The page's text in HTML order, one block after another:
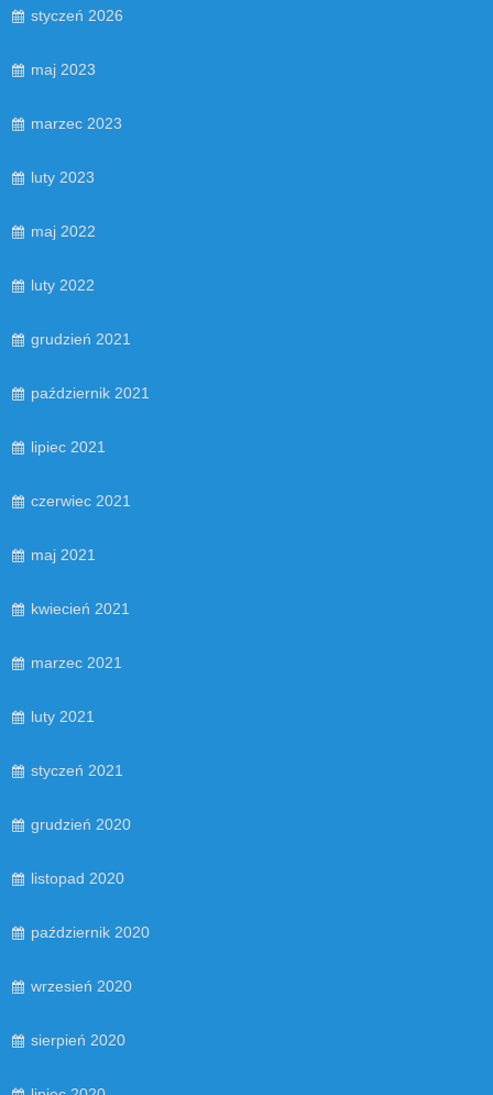
styczeń 2026
maj 2023
marzec 2023
luty 2023
maj 2022
luty 2022
grudzień 2021
październik 2021
lipiec 2021
czerwiec 2021
maj 2021
kwiecień 2021
marzec 2021
luty 2021
styczeń 2021
grudzień 2020
listopad 2020
październik 2020
wrzesień 2020
sierpień 2020